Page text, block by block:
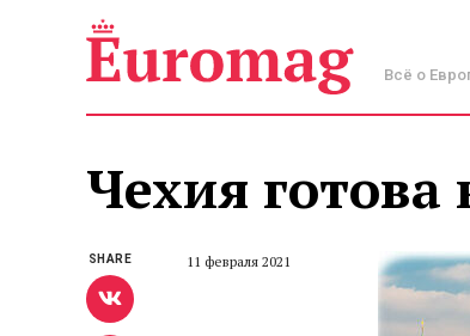
Всё о
Чехия готова
11 февраля 2021
SHARE